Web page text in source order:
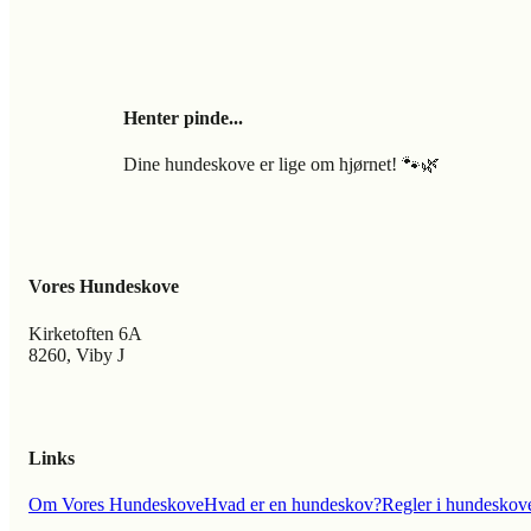
Henter pinde...
Dine hundeskove er lige om hjørnet! 🐾🌿
Vores Hundeskove
Kirketoften 6A
8260, Viby J
Links
Om Vores HundeskoveHvad er en hundeskov?Regler i